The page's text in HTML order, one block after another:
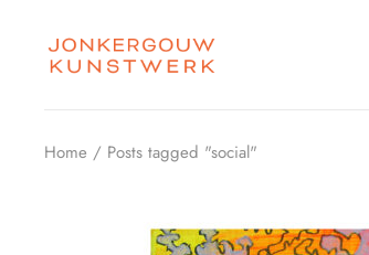
content
Home Posts tagged "social"